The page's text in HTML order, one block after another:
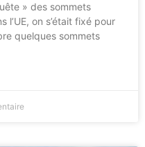
» des sommets
l’UE, on s’était fixé pour
quelques sommets